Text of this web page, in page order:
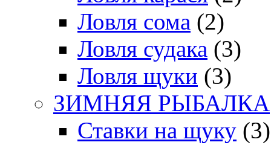
Ловля сома (2)
Ловля судака (3)
Ловля щуки (3)
ЗИМНЯЯ РЫБАЛКА
Ставки на щуку (3)